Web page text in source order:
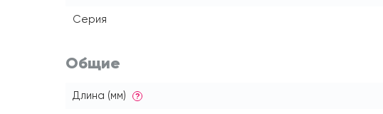
Серия
Общие
Длина (мм) ?